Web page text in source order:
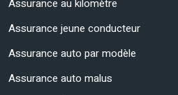
Assurance au kilomètre
Assurance jeune conducteur
Assurance auto par modèle
Assurance auto malus